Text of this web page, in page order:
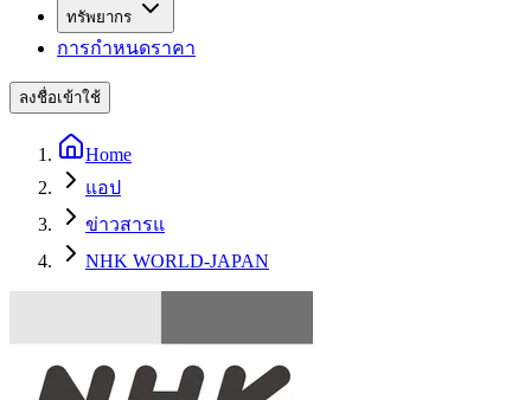
ทรัพยากร
การกำหนดราคา
ลงชื่อเข้าใช้
Home
แอป
ข่าวสารแ
NHK WORLD-JAPAN